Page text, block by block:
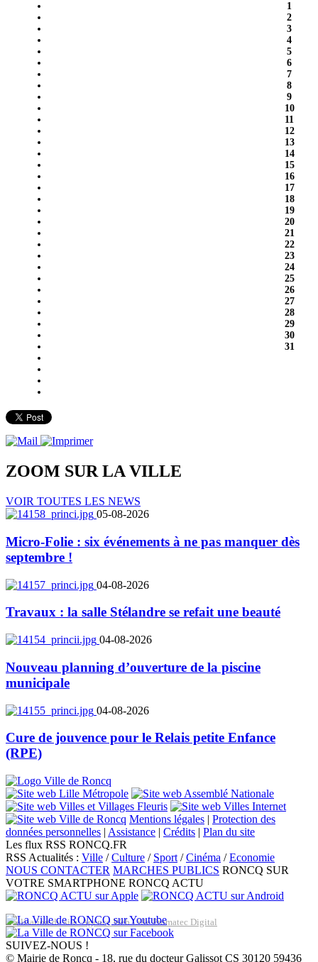
1
2
3
4
5
6
7
8
9
10
11
12
13
14
15
16
17
18
19
20
21
22
23
24
25
26
27
28
29
30
31
ZOOM SUR LAVILLE
VOIR TOUTES LES NEWS
05-08-2026
Micro-Folie : six événements à ne pas manquer dès
septembre !
04-08-2026
Travaux : la salle Stélandre se refait une beauté
04-08-2026
Nouveau planning d’ouverture de la piscine
municipale
04-08-2026
Cure de jouvence pour le Relais petite Enfance
(RPE)
Mentions légales | Protection des
données personnelles | Assistance | Crédits | Plan du site
Les flux RSS RONCQ.FR
RSS Actualités : Ville /Culture / Sport /Cinéma /Economie
NOUS CONTACTER MARCHES PUBLICS RONCQ SUR
VOTRE SMARTPHONE RONCQ ACTU
Réalisation du site: Agence Web Lille Promatec Digital
SUIVEZ-NOUS !
© Mairie de Roncq - 18, rue du docteur Galissot CS 30120 59436